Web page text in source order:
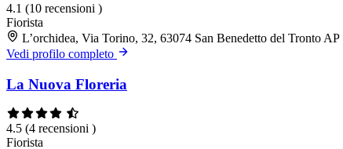
4.1 (10 recensioni )
Fiorista
L’orchidea, Via Torino, 32, 63074 San Benedetto del Tronto AP
Vedi profilo completo
La Nuova Floreria
4.5 (4 recensioni )
Fiorista